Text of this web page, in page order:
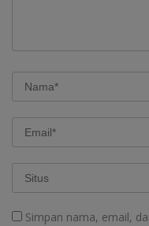
Simpan nama, email,